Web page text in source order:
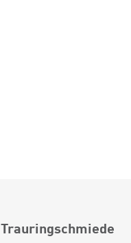
Trauringschmiede